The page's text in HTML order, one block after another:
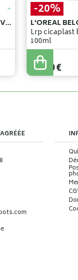
L'OREAL BELGILUX - DIVISION COSMETIQUE ACTIVE
-20%
Lrp cicaplast
100ml
23,25
18,60€